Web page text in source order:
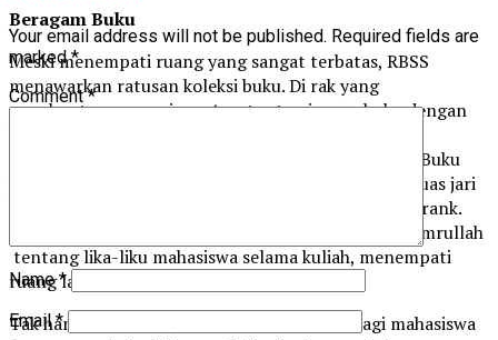
Beragam Buku
Meski menempati ruang yang sangat terbatas, RBSS
menawarkan ratusan koleksi buku. Di rak yang
membantang sepanjang 4 meter tersimpan buku dengan
pendidikan, sejarah, politik, hukum, hingga filsafat. Buku
biografi Napoleon Bonaparte yang setebal empat ruas jari
berjejer dengan American Soldier karya Tommy R Frank.
Adapun Unyu Versitas, buku jenaka karya Yozar F Amrullah
tentang lika-liku mahasiswa selama kuliah, menempati
ruang lainnya.
Tak hanya itu, RBSS juga membuka “kelas” bagi mahasiswa
Your email address will not be published. Required fields are
marked*
Comment*
Name*
Email*